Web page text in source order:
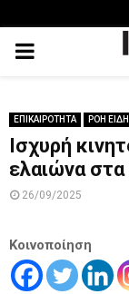
PRIMARY
ΕΠΙΚΑΙΡΟΤΗΤΑ ΡΟΗ
Ισχυρή
ελαιώνα
26/09/2025
Κοινοποίηση